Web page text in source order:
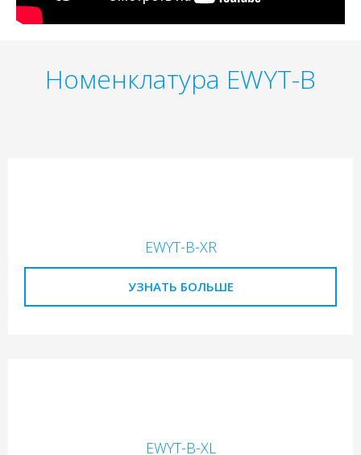
Номенклатура EWYT-B
EWYT-B-XR
УЗНАТЬ БОЛЬШЕ
EWYT-B-XL